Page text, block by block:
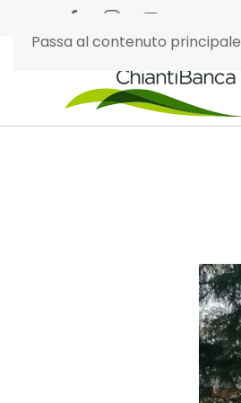
Passa al contenuto principale